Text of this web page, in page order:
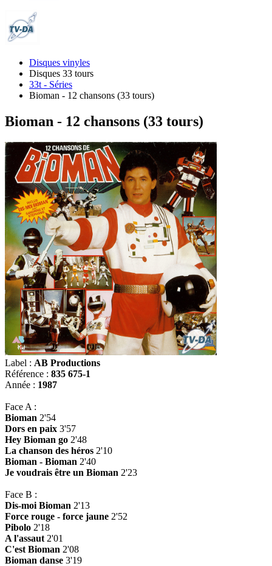
Disques vinyles
Disques 33 tours
33t - Séries
Bioman - 12 chansons (33 tours)
Bioman - 12 chansons (33 tours)
Label : AB Productions
Référence : 835 675-1
Année : 1987
Face A :
Bioman 2'54
Dors en paix 3'57
Hey Bioman go 2'48
La chanson des héros 2'10
Bioman - Bioman 2'40
Je voudrais être un Bioman 2'23
Face B :
Dis-moi Bioman 2'13
Force rouge - force jaune 2'52
Pibolo 2'18
A l'assaut 2'01
C'est Bioman 2'08
Bioman danse 3'19